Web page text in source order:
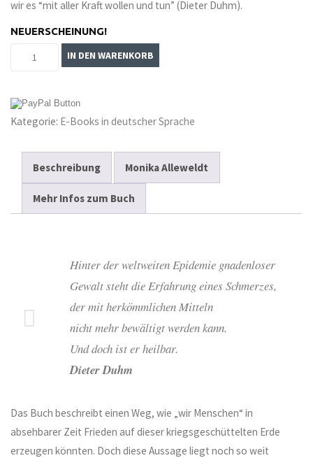
wir es “mit aller Kraft wollen und tun” (Dieter Duhm).
NEUERSCHEINUNG!
von
Angst
Gewalt
IN DEN WARENKORB
Kategorie: E-Books in deutscher Sprache
Beschreibung Monika Alleweldt
Mehr Infos zum Buch
Hinter der weltweiten Epidemie gnadenloser
Gewalt steht die Erfahrung eines Schmerzes,
der mit herkömmlichen Mitteln
nicht mehr bewältigt werden kann.
Und doch ist er heilbar.
Dieter Duhm
Das Buch beschreibt einen Weg, wie „wir Menschen“ in
absehbarer Zeit Frieden auf dieser kriegsgeschüttelten Erde
erzeugen könnten. Doch diese Aussage liegt noch so weit